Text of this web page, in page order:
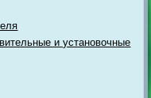
и установочные